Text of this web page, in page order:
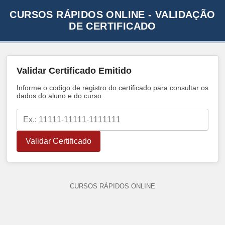
CURSOS RÁPIDOS ONLINE - VALIDAÇÃO
DE CERTIFICADO
Validar Certificado Emitido
Informe o codigo de registro do certificado para consultar os
dados do aluno e do curso.
Validar Certificado
CURSOS RÁPIDOS ONLINE